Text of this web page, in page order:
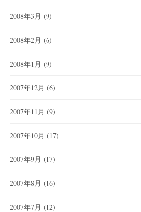
2008年3月 (9)
2008年2月 (6)
2008年1月 (9)
2007年12月 (6)
2007年11月 (9)
2007年10月 (17)
2007年9月 (17)
2007年8月 (16)
2007年7月 (12)